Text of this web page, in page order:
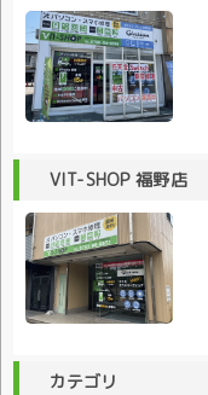
VIT-SHOP 福野店
カテゴリ